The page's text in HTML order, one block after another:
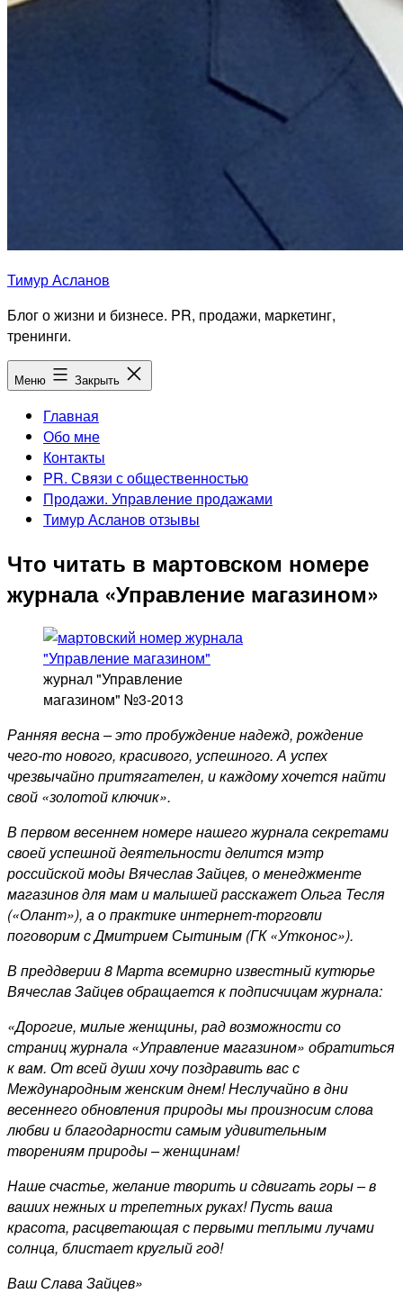
Тимур Асланов
Блог о жизни и бизнесе. PR, продажи, маркетинг,
тренинги.
Меню Закрыть
Главная
Обо мне
Контакты
PR. Связи с общественностью
Продажи. Управление продажами
Тимур Асланов отзывы
Что читать в мартовском номере
журнала «Управление магазином»
журнал "Управление
магазином" №3-2013
Ранняя весна – это пробуждение надежд, рождение
чего-то нового, красивого, успешного. А успех
чрезвычайно притягателен, и каждому хочется найти
свой «золотой ключик».
В первом весеннем номере нашего журнала секретами
своей успешной деятельности делится мэтр
российской моды Вячеслав Зайцев, о менеджменте
магазинов для мам и малышей расскажет Ольга Тесля
(«Олант»), а о практике интернет-торговли
поговорим с Дмитрием Сытиным (ГК «Утконос»).
В преддверии 8 Марта всемирно известный кутюрье
Вячеслав Зайцев обращается к подписчицам журнала:
«Дорогие, милые женщины, рад возможности со
страниц журнала «Управление магазином» обратиться
к вам. От всей души хочу поздравить вас с
Международным женским днем! Неслучайно в дни
весеннего обновления природы мы произносим слова
любви и благодарности самым удивительным
творениям природы – женщинам!
Наше счастье, желание творить и сдвигать горы – в
ваших нежных и трепетных руках! Пусть ваша
красота, расцветающая с первыми теплыми лучами
солнца, блистает круглый год!
Ваш Слава Зайцев»